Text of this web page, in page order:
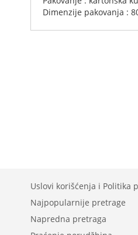
Dimenzije pakovanja :
Uslovi korišćenja i Politika
Najpopularnije pretrage
Napredna pretraga